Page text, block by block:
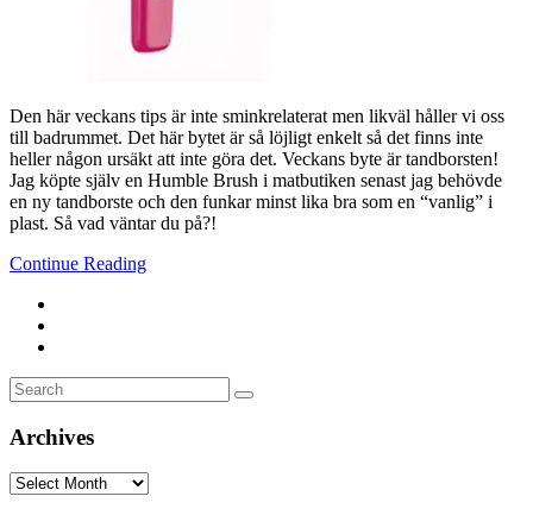
Den här veckans tips är inte sminkrelaterat men likväl håller vi oss
till badrummet. Det här bytet är så löjligt enkelt så det finns inte
heller någon ursäkt att inte göra det. Veckans byte är tandborsten!
Jag köpte själv en Humble Brush i matbutiken senast jag behövde
en ny tandborste och den funkar minst lika bra som en “vanlig” i
plast. Så vad väntar du på?!
Continue Reading
Search
for:
Search
Archives
Archives